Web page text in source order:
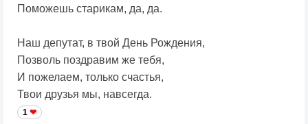
Поможешь старикам, да, да.
Наш депутат, в твой День Рождения,
Позволь поздравим же тебя,
И пожелаем, только счастья,
Твои друзья мы, навсегда.
1